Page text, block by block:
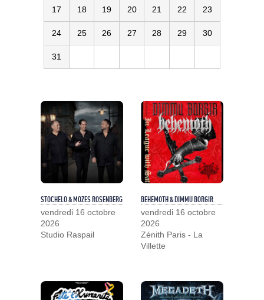
17 18 19 20 21 22 23
24 25 26 27 28 29 30
31
STOCHELO & MOZES ROSENBERG
vendredi 16 octobre
2026
Studio Raspail
BEHEMOTH & DIMMU BORGIR
vendredi 16 octobre
2026
Zénith Paris - La
Villette